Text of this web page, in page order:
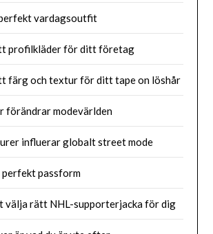
vardagsoutfit
profilkläder för ditt företag
färg och textur för ditt tape on löshår
förändrar modevärlden
influerar globalt street mode
perfekt passform
välja rätt NHL-supporterjacka för dig